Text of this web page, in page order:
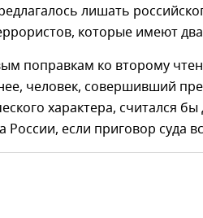
лишать
которые имеют
поправкам ко второму
человек, совершивший
характера, считался
России, если приговор суда